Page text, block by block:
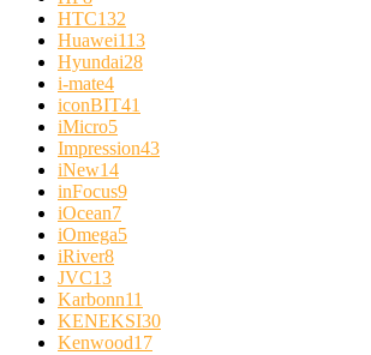
HTC132
Huawei113
Hyundai28
i-mate4
iconBIT41
iMicro5
Impression43
iNew14
inFocus9
iOcean7
iOmega5
iRiver8
JVC13
Karbonn11
KENEKSI30
Kenwood17